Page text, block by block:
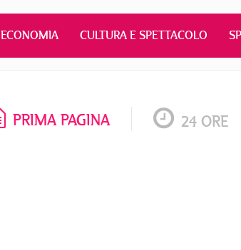
ECONOMIA CULTURA E SPETTACOLO
PRIMA PAGINA 24 ORE